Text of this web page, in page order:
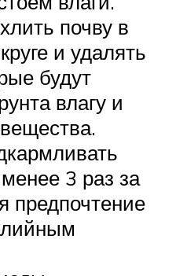
почву в
и удалять
будут
влагу и
3 раз за
предпочтение